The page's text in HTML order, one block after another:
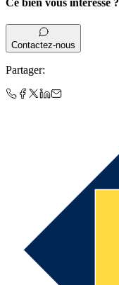
Contactez-nous
Partager: